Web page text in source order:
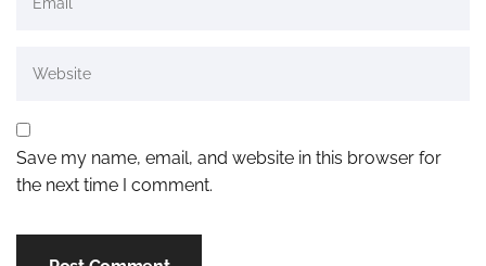
Save my name, email, and website in this browser for
the next time I comment.